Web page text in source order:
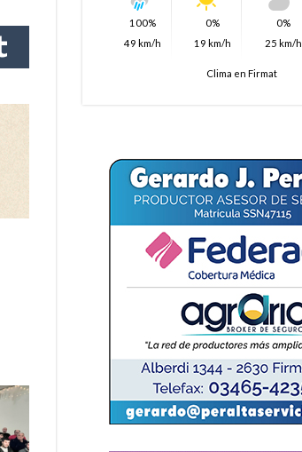
100%
49 km/h
0%
19 km/h
0%
25 km/h
Clima en Firmat